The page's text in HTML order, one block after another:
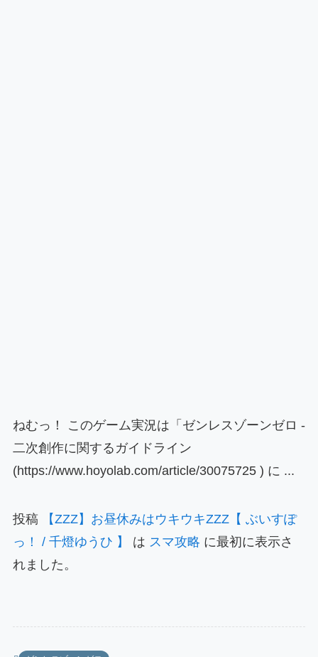
ねむっ！ このゲーム実況は「ゼンレスゾーンゼロ -
二次創作に関するガイドライン
(https://www.hoyolab.com/article/30075725 ) に ...
投稿
【ZZZ】お昼休みはウキウキZZZ【 ぶいすぽ
っ！ / 千燈ゆうひ 】
は スマ攻略 に最初に表示さ
れました。